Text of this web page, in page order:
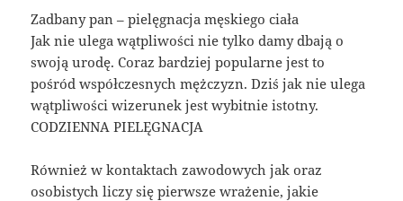
Zadbany pan – pielęgnacja męskiego ciała
Jak nie ulega wątpliwości nie tylko damy dbają o
swoją urodę. Coraz bardziej popularne jest to
pośród współczesnych mężczyzn. Dziś jak nie ulega
wątpliwości wizerunek jest wybitnie istotny.
CODZIENNA PIELĘGNACJA
Również w kontaktach zawodowych jak oraz
osobistych liczy się pierwsze wrażenie, jakie